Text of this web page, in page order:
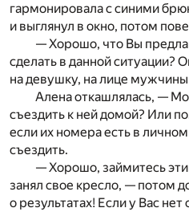
гармонировала с синими
и выглянул в окно, потом
— Хорошо, что Вы
сделать в данной ситуации?
на девушку, на лице
Алена откашлялась, —
съездить к ней домой? Или
если их номера есть в
съездить.
— Хорошо, займитесь
занял свое кресло, — потом
о результатах! Если у Вас